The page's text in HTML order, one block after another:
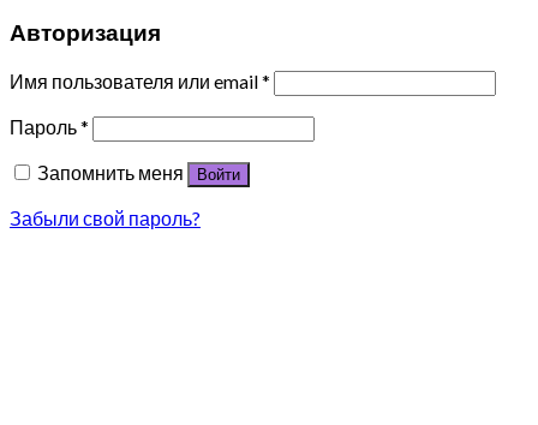
Авторизация
Имя пользователя или email*
Пароль*
Запомнить меня
Войти
Забыли свой пароль?